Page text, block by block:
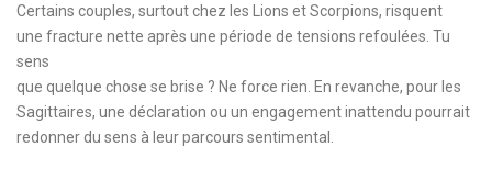
Certains couples, surtout chez les Lions et Scorpions, risquent
une fracture nette après une période de tensions refoulées. Tu
sens
que quelque chose se brise ? Ne force rien. En revanche, pour les
Sagittaires, une déclaration ou un engagement inattendu pourrait
redonner du sens à leur parcours sentimental.